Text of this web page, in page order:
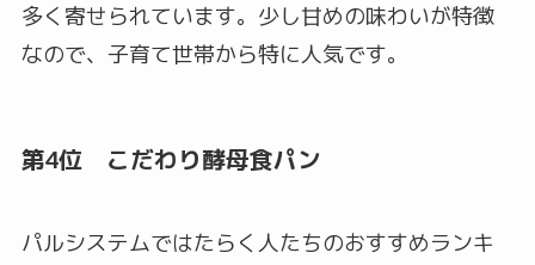
多く寄せられています。少し甘めの味わいが特徴
なので、子育て世帯から特に人気です。
第4位 こだわり酵母食パン
パルシステムではたらく人たちのおすすめランキ